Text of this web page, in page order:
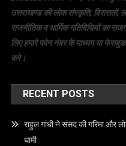
उत्तराखण्ड की लोक संस्कृति,
राजनीतिक व धार्मिक गतिविधियों
लिए हमारे फोन नंबर के माध्यम या
करे।
RECENT POSTS
राहुल गांधी ने संसद की गरिमा और
धामी